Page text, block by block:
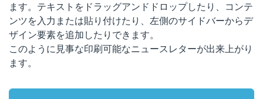
ます。テキストをドラッグアンドドロップしたり、コンテ
ンツを入力または貼り付けたり、左側のサイドバーからデ
ザイン要素を追加したりできます。
このように見事な印刷可能なニュースレターが出来上がり
ます。